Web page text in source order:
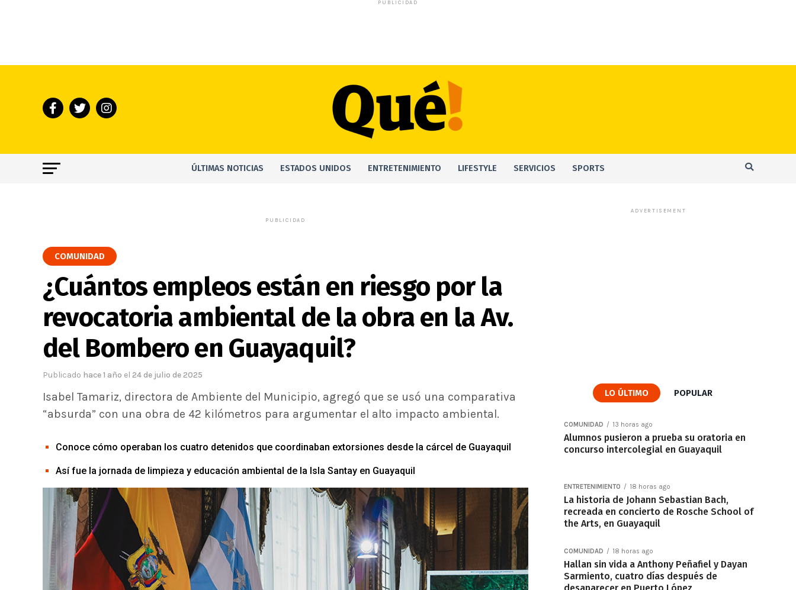
PUBLICIDAD
ÚLTIMAS NOTICIAS ESTADOS UNIDOS ENTRETENIMIENTO LIFESTYLE SERVICIOS SPORTS
PUBLICIDAD
COMUNIDAD
¿Cuántos empleos están en riesgo por la
revocatoria ambiental de la obra en la Av.
del Bombero en Guayaquil?
Publicado hace 1 año el 24 de julio de 2025
Isabel Tamariz, directora de Ambiente del Municipio, agregó que se usó una comparativa
“absurda” con una obra de 42 kilómetros para argumentar el alto impacto ambiental.
Conoce cómo operaban los cuatro detenidos que coordinaban extorsiones desde la cárcel de Guayaquil
Así fue la jornada de limpieza y educación ambiental de la Isla Santay en Guayaquil
ADVERTISEMENT
LO ÚLTIMO POPULAR
COMUNIDAD 13 horas ago
Alumnos pusieron a prueba su oratoria en
concurso intercolegial en Guayaquil
ENTRETENIMIENTO 18 horas ago
La historia de Johann Sebastian Bach,
recreada en concierto de Rosche School of
the Arts, en Guayaquil
COMUNIDAD 18 horas ago
Hallan sin vida a Anthony Peñafiel y Dayan
Sarmiento, cuatro días después de